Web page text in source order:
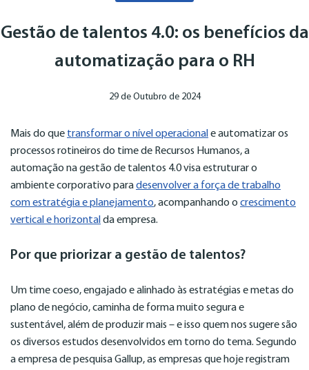
Gestão de talentos 4.0: os benefícios da
automatização para o RH
29 de Outubro de 2024
Mais do que transformar o nível operacional e automatizar os
processos rotineiros do time de Recursos Humanos, a
automação na gestão de talentos 4.0 visa estruturar o
ambiente corporativo paradesenvolver a força de trabalho
com estratégia e planejamento, acompanhando o crescimento
vertical e horizontal da empresa.
Por que priorizar a gestão de talentos?
Um time coeso, engajado e alinhado às estratégias e metas do
plano de negócio, caminha de forma muito segura e
sustentável, além de produzir mais – e isso quem nos sugere são
os diversos estudos desenvolvidos em torno do tema. Segundo
a empresa de pesquisa Gallup, as empresas que hoje registram